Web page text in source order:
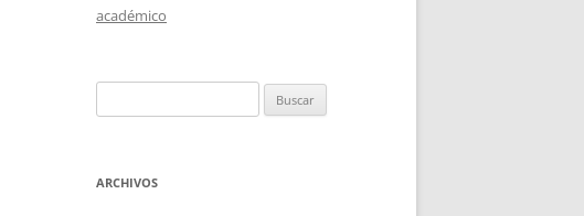
académico
ARCHIVOS